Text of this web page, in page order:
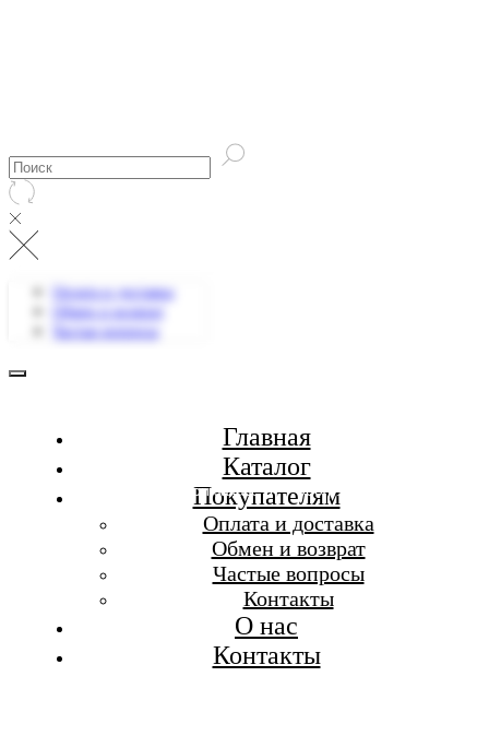
Бесплатная доставка при заказе от 7 000 р.
Оплата и доставка
Обмен и возврат
Частые вопросы
Главная
Каталог
Покупателям
Оплата и доставка
Обмен и возврат
Частые вопросы
Контакты
О нас
Контакты